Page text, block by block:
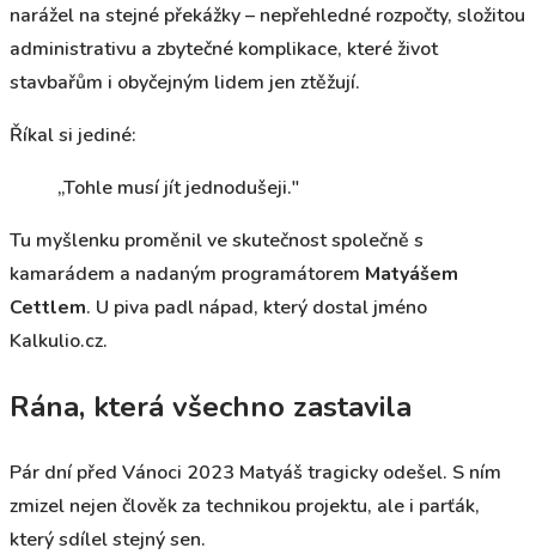
narážel na stejné překážky – nepřehledné rozpočty, složitou
administrativu a zbytečné komplikace, které život
stavbařům i obyčejným lidem jen ztěžují.
Říkal si jediné:
„Tohle musí jít jednodušeji."
Tu myšlenku proměnil ve skutečnost společně s
kamarádem a nadaným programátorem Matyášem
Cettlem. U piva padl nápad, který dostal jméno
Kalkulio.cz.
Rána, která všechno zastavila
Pár dní před Vánoci 2023 Matyáš tragicky odešel. S ním
zmizel nejen člověk za technikou projektu, ale i parťák,
který sdílel stejný sen.